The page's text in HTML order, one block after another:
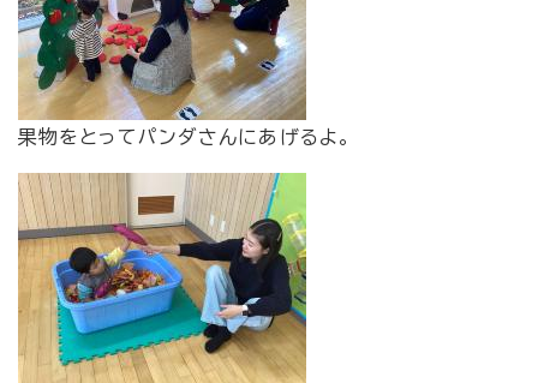
​果物をとってパンダさんにあげるよ。